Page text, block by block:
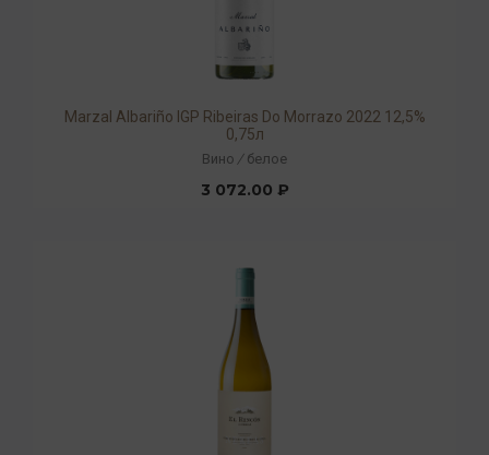
Marzal Albariño IGP Ribeiras Do Morrazo 2022 12,5%
0,75л
Вино / белое
3 072.00 ₽